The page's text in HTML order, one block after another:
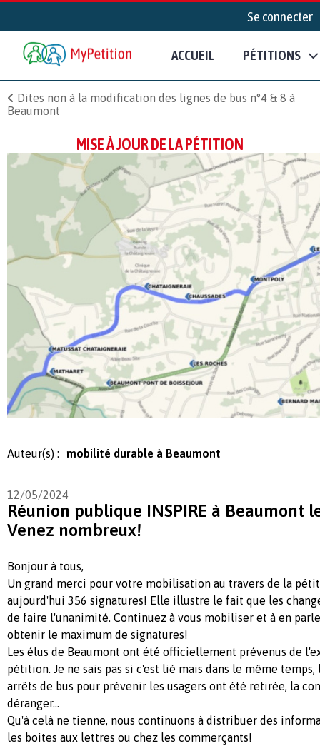
Se connecter
ACCUEIL PÉTITIONS
Dites non à la modification des lignes de bus n°4 & 8 à
Beaumont
MISE À JOUR DE LA PÉTITION
Auteur(s) : mobilité durable à Beaumont
12/05/2024
Réunion publique INSPIRE à Beaumont
Venez nombreux!
Bonjour à tous,
Un grand merci pour votre mobilisation au travers de la
aujourd'hui 356 signatures! Elle illustre le fait que les
de faire l'unanimité. Continuez à vous mobiliser et à en
obtenir le maximum de signatures!
Les élus de Beaumont ont été officiellement prévenus de
pétition. Je ne sais pas si c'est lié mais dans le même temps,
arrêts de bus pour prévenir les usagers ont été retirée, la
déranger...
Qu'à celà ne tienne, nous continuons à distribuer des
les boites aux lettres ou chez les commerçants!